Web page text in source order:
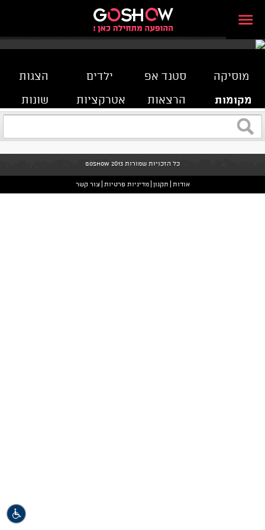
מוסיקה סטנד אפ ילדים
הצגות
הרצאות
אטרקציות שונות מקומות
כל הזכויות שמורות GoShow 2013
אודות תקנון מדיניות פרטיות צור קשר